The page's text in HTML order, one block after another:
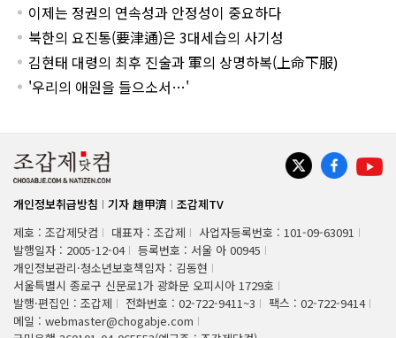
이제는 정권의 연속성과 안정성이 중요하다
북한의 요진통(要津通)은 3대세습의 사기성
김현태 대령의 최후 진술과 軍의 상명하복(上命下服)
'우리의 애원을 들으소서…'
개인정보취급방침 기자 趙甲濟
조갑제TV
제호 : 조갑제닷컴
대표자 : 조갑제
사업자등록번호 : 101-09-63091
발행일자 : 2005-12-04
등록번호 : 서울 아 00945
개인정보관리·청소년보호책임자 : 김동현
서울특별시 종로구 신문로1가 광화문 오피시아 1729호
발행·편집인 : 조갑제
전화번호 : 02-722-9411~3
팩스 : 02-722-9414
메일 : webmaster@chogabje.com